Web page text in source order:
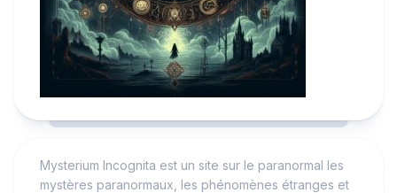
Mysterium Incognita est un site sur le paranormal les
mystères paranormaux, les phénomènes étranges et